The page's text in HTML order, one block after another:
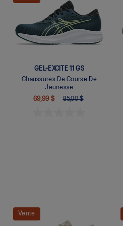
GEL-EXCITE 11 GS
Chaussures De Course De
Jeunesse
69,99 $
85,00 $
Quickview
Vente